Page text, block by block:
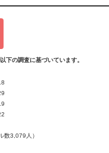
下の調査に基づいています。
数3,079人）